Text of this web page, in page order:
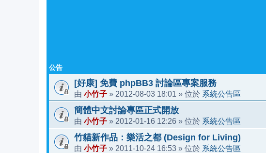
公告
[好康] 免費 phpBB3 討論區專案服務
由 小竹子 » 2012-08-03 18:01 » 位於 系統公告區
簡體中文討論專區正式開放
由 小竹子 » 2012-01-16 12:26 » 位於 系統公告區
竹貓新作品：樂活之都 (Design for Living)
由 小竹子 » 2011-10-24 16:53 » 位於 系統公告區